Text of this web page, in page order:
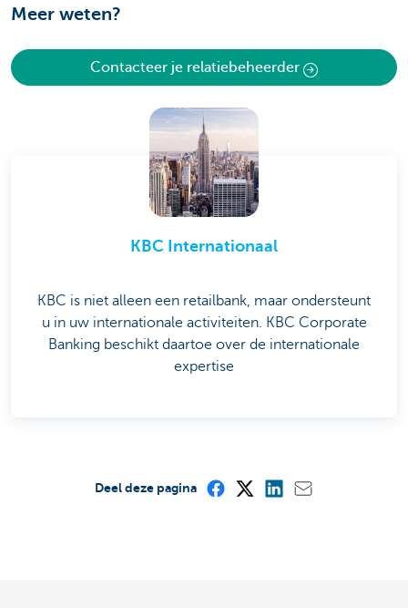
Meer weten?
Contacteer je relatiebeheerder
KBC Internationaal
KBC is niet alleen een retailbank, maar ondersteunt
u in uw internationale activiteiten. KBC Corporate
Banking beschikt daartoe over de internationale
expertise
Deel deze pagina